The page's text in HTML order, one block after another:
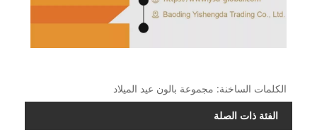
الكلمات الساخنة: مجموعة بالون عيد الميلاد
الفئة ذات الصلة